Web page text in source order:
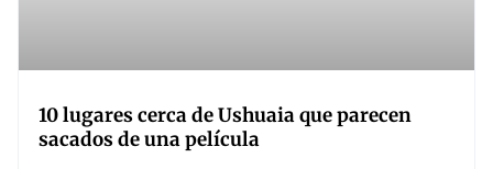
10 lugares cerca de Ushuaia que parecen
sacados de una película